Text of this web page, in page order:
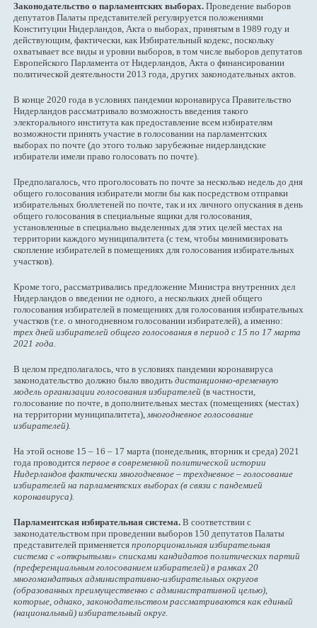
Законодательство о парламентских выборах. Проведение выборов
депутатов Палаты представителей регулируется положениями
Конституции Нидерландов, Акта о выборах, принятым в 1989 году и
действующим, фактически, как Избирательный кодекс, поскольку
охватывает все виды и уровни выборов, в том числе выборов депутатов
Европейского Парламента от Нидерландов, Акта о финансировании
политической деятельности 2013 года, других законодательных актов.
В конце 2020 года в условиях пандемии коронавируса Правительство
Нидерландов рассматривало возможность введения такого
электорального института как предоставление всем избирателям
возможности принять участие в голосовании на парламентских
выборах по почте (до этого только зарубежные нидерландские
избиратели имели право голосовать по почте).
Предполагалось, что проголосовать по почте за несколько недель до дня
общего голосования избиратели могли бы как посредством отправки
избирательных бюллетеней по почте, так и их личного опускания в день
общего голосования в специальные ящики для голосования,
установленные в специально выделенных для этих целей местах на
территории каждого муниципалитета (с тем, чтобы минимизировать
скопление избирателей в помещениях для голосования избирательных
участков).
Кроме того, рассматривались предложение Министра внутренних дел
Нидерландов о введении не одного, а нескольких дней общего
голосования избирателей в помещениях для голосования избирательных
участков (т.е. о многодневном голосовании избирателей), а именно:
трех дней избирателей общего голосования в период с 15 по 17 марта
2021 года.
В целом предполагалось, что в условиях пандемии коронавируса
законодательство должно было вводить дистанционно-временную
модель организации голосования избирателей (в частности,
голосование по почте, в дополнительных местах (помещениях (местах)
на территории муниципалитета),многодневное голосование
избирателей).
На этой основе 15 – 16 – 17 марта (понедельник, вторник и среда) 2021
года проводится первое в современной политической истории
Нидерландов фактически многодневное – трехдневное – голосование
избирателей на парламентских выборах (в связи с пандемией
коронавируса).
Парламентская избирательная система. В соответствии с
законодательством при проведении выборов 150 депутатов Палаты
представителей применяется пропорциональная избирательная
система с «открытыми» списками кандидатов политических партий
(преференциальным голосованием избирателей) в рамках 20
многомандатных административно-избирательных округов
(образованных преимущественно с административной целью),
которые, однако, законодательством рассматриваются как единый
(национальный) избирательный округ.